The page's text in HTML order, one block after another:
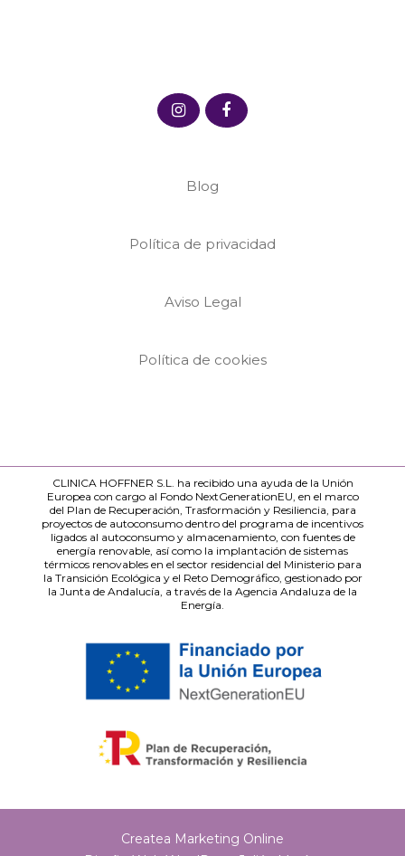
Blog
Política de privacidad
Aviso Legal
Política de cookies
CLINICA HOFFNER S.L. ha recibido una ayuda de la Unión
Europea con cargo al Fondo NextGenerationEU, en el marco
del Plan de Recuperación, Trasformación y Resiliencia, para
proyectos de autoconsumo dentro del programa de incentivos
ligados al autoconsumo y almacenamiento, con fuentes de
energía renovable, así como la implantación de sistemas
térmicos renovables en el sector residencial del Ministerio para
la Transición Ecológica y el Reto Demográfico, gestionado por
la Junta de Andalucía, a través de la Agencia Andaluza de la
Energía.
Createa Marketing Online